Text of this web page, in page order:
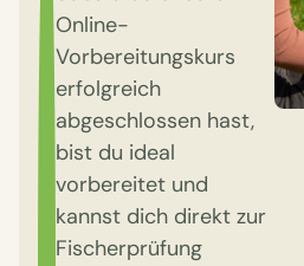
Online-
Vorbereitungskurs
erfolgreich
abgeschlossen hast,
bist du ideal
vorbereitet und
kannst dich direkt zur
Fischerprüfung